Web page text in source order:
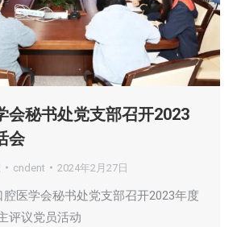
会秘书处党支部召开2023
会
cndent 2024年2月27日
医学会秘书处党支部召开2023年度
评议党员活动